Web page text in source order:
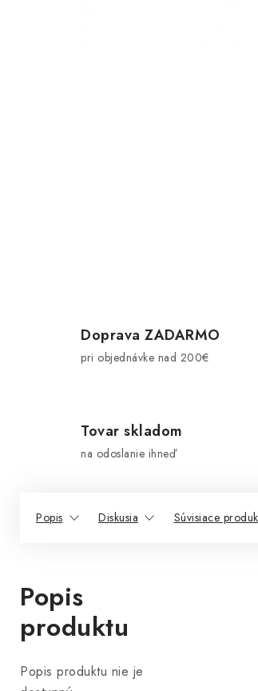
Doprava ZADARMO
pri objednávke nad 200€
Tovar skladom
na odoslanie ihneď
Popis Diskusia Súvisiace
Popis
produktu
Popis produktu nie je